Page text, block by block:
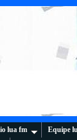
lua fm Equipe